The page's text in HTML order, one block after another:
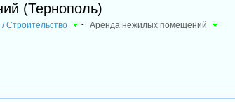
(Тернополь)
Строительство - Аренда нежилых помещений